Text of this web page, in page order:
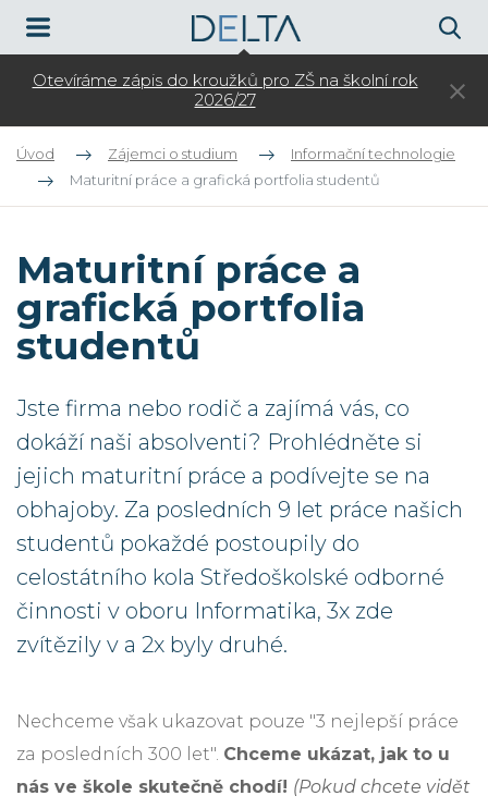
Otevíráme zápis do kroužků pro ZŠ na školní rok
2026/27
Úvod Zájemci o studium
Informační technologie
Maturitní práce a grafická portfolia studentů
Maturitní práce a
grafická portfolia
studentů
Jste firma nebo rodič a zajímá vás, co
dokáží naši absolventi? Prohlédněte si
jejich maturitní práce a podívejte se na
obhajoby. Za posledních 9 let práce našich
studentů pokaždé postoupily do
celostátního kola Středoškolské odborné
činnosti v oboru Informatika, 3x zde
zvítězily v a 2x byly druhé.
Nechceme však ukazovat pouze "3 nejlepší práce
za posledních 300 let". Chceme ukázat, jak to u
nás ve škole skutečně chodí! (Pokud chcete vidět